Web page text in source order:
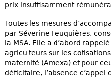
prix insuffisamment
Toutes les mesures
par Séverine Feuquières,
la MSA. Elle a d’abord
agriculteurs sur les
maternité (Amexa) et pour
déficitaire, l’absence